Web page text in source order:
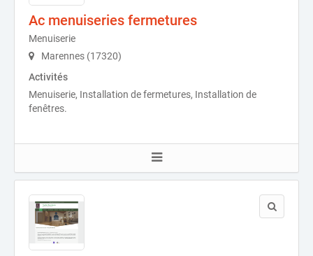
Ac menuiseries fermetures
Menuiserie
Marennes (17320)
Activités
Menuiserie, Installation de fermetures, Installation de
fenêtres.